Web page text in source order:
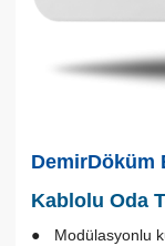
DemirDöküm
Kablolu Oda
Modülasyonlu